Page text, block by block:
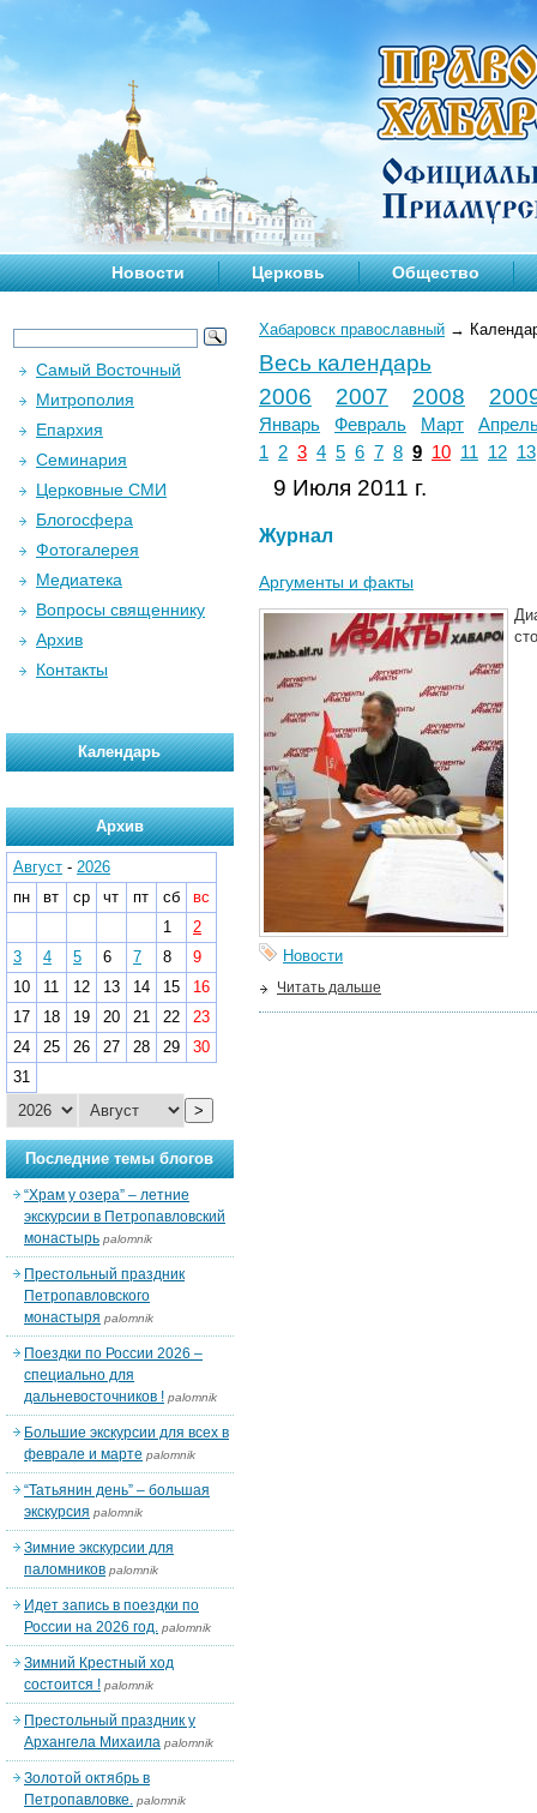
Новости Церковь Общество
Хабаровск православный →
Весь календарь
2006
2007 2008
Январь Февраль Март
1
2 3 4 5 6 7 8 9 10 11 12 13
9 Июля 2011 г.
Журнал
Аргументы и факты
Новости
Читать дальше
Самый Восточный
Митрополия
Епархия
Семинария
Церковные СМИ
Блогосфера
Фотогалерея
Медиатека
Вопросы священнику
Архив
Контакты
Календарь
Архив
Август - 2026
пн
вт ср чт пт сб
вс
1
2
3
4 5 6 7 8
9
10
11 12 13 14 15
16
17
18 19 20 21 22
23
24
25 26 27 28 29
30
31
>
Последние темы блогов
“Храм у озера” – летние
экскурсии в Петропавловский
монастырь palomnik
Престольный праздник
Петропавловского
монастыря palomnik
Поездки по России 2026 –
специально для
дальневосточников ! palomnik
Большие экскурсии для всех в
феврале и марте palomnik
“Татьянин день” – большая
экскурсия palomnik
Зимние экскурсии для
паломников palomnik
Идет запись в поездки по
России на 2026 год. palomnik
Зимний Крестный ход
состоится ! palomnik
Престольный праздник у
Архангела Михаила palomnik
Золотой октябрь в
Петропавловке. palomnik